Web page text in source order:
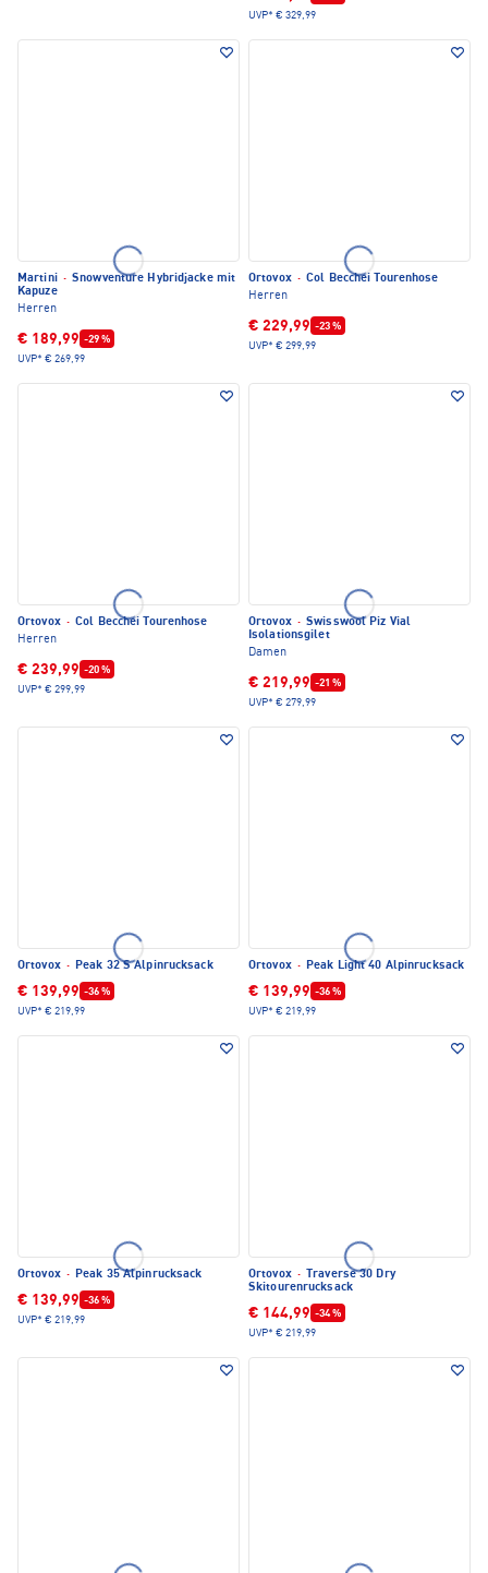
UVP* € 329,99
Martini · Snowventure Hybridjacke mit
Kapuze
Herren
€ 189,99 -29 %
UVP* € 269,99
Ortovox · Col Becchei Tourenhose
Herren
€ 229,99 -23 %
UVP* € 299,99
Ortovox · Col Becchei Tourenhose
Herren
€ 239,99 -20 %
UVP* € 299,99
Ortovox · Swisswool Piz Vial
Isolationsgilet
Damen
€ 219,99 -21 %
UVP* € 279,99
Ortovox · Peak 32 S Alpinrucksack
€ 139,99 -36 %
UVP* € 219,99
Ortovox · Peak Light 40 Alpinrucksack
€ 139,99 -36 %
UVP* € 219,99
Ortovox · Peak 35 Alpinrucksack
€ 139,99 -36 %
UVP* € 219,99
Ortovox ·
Traverse 30 Dry
Skitourenrucksack
€ 144,99 -34 %
UVP* € 219,99